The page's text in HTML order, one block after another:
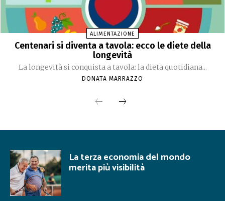
ALIMENTAZIONE
Centenari si diventa a tavola: ecco le diete della
longevità
La longevità si conquista a tavola: la dieta quotidiana...
DONATA MARRAZZO
La terza economia del mondo
merita più visibilità